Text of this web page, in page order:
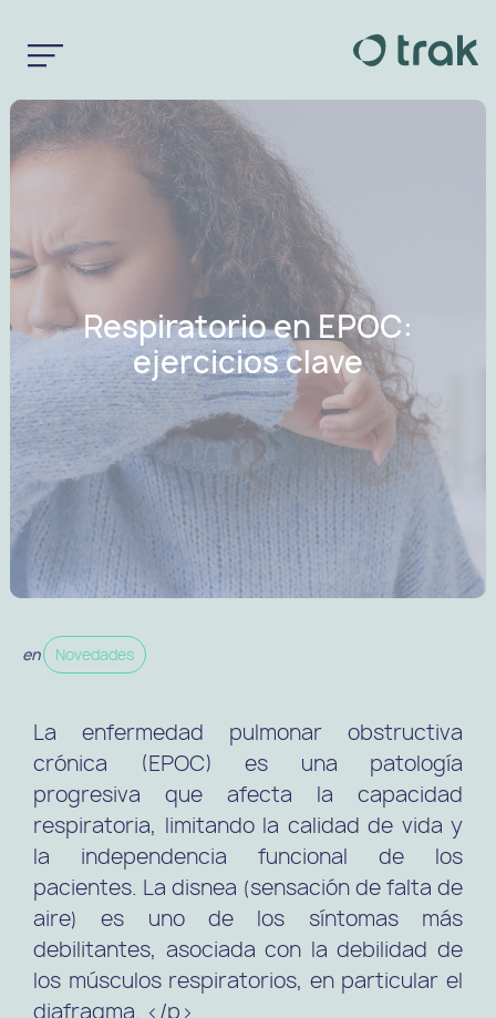
Respiratorio en EPOC:
ejercicios clave
en Novedades
La enfermedad pulmonar obstructiva
crónica (EPOC) es una patología
progresiva que afecta la capacidad
respiratoria, limitando la calidad de vida y
la independencia funcional de los
pacientes. La disnea (sensación de falta de
aire) es uno de los síntomas más
debilitantes, asociada con la debilidad de
los músculos respiratorios, en particular el
diafragma. </p>